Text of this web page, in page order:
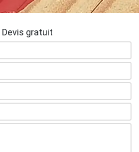
Devis gratuit